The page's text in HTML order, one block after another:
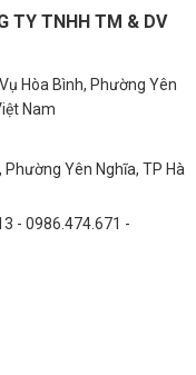
TY TNHH TM & DV
Hòa Bình, Phường Yên
Nam
Yên Nghĩa, TP Hà
- 0986.474.671 -